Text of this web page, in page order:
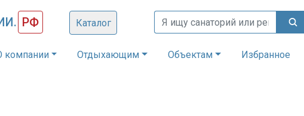
РФ Каталог
компании Отдыхающим Объектам Избранное